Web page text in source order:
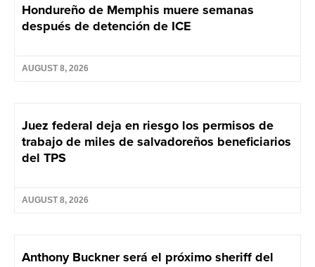
Hondureño de Memphis muere semanas
después de detención de ICE
AUGUST 8, 2026
Juez federal deja en riesgo los permisos de
trabajo de miles de salvadoreños beneficiarios
del TPS
AUGUST 8, 2026
Anthony Buckner será el próximo sheriff del